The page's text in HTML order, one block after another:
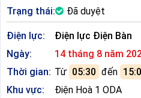
Trạng thái:
Đã duyệt
Điện lực:
Điện lực Điện Bàn
Ngày:
14 tháng 8 năm
Thời gian: Từ 05:30 đến
Khu vực:
Điện Hoà 1 ODA